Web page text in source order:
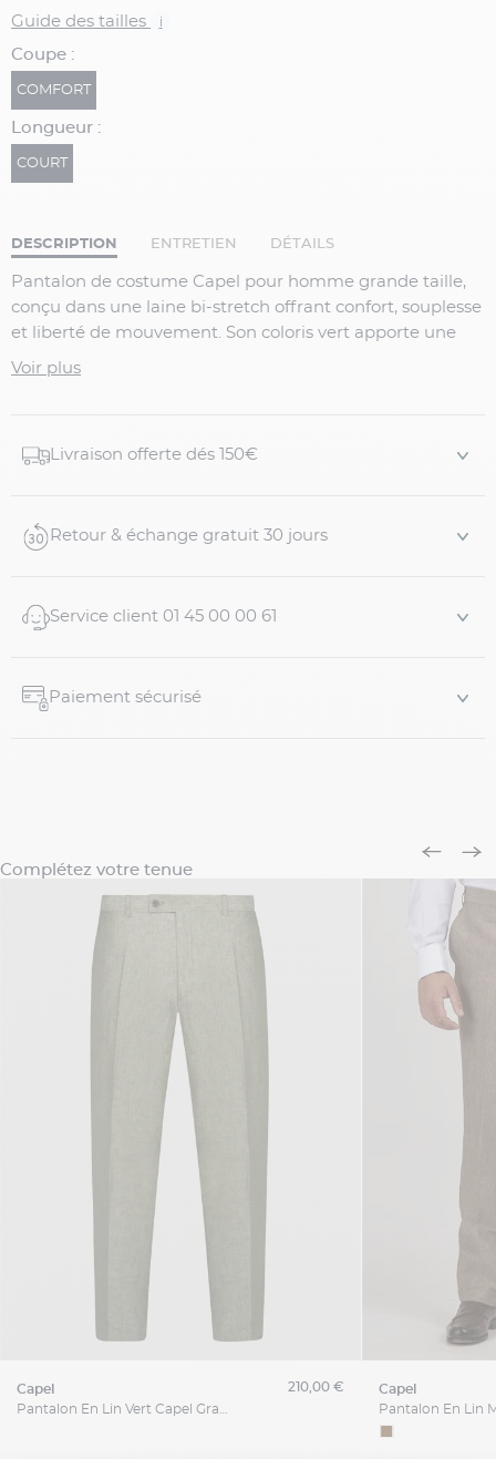
Guide des tailles i
Coupe :
COMFORT
Longueur :
COURT
DESCRIPTION ENTRETIEN DÉTAILS
Pantalon de costume Capel pour homme grande taille,
conçu dans une laine bi-stretch offrant confort, souplesse
et liberté de mouvement. Son coloris vert apporte une
touche d’originalité tout en conservant une élégance
Tissu bi-stretch confortable
Deux poches passepoilées au dos avec boutons
Voir plus
Livraison offerte dés 150€
Retour & échange gratuit 30 jours
Service client 01 45 00 00 61
Paiement sécurisé
Complétez votre tenue
capel
210,00 € capel